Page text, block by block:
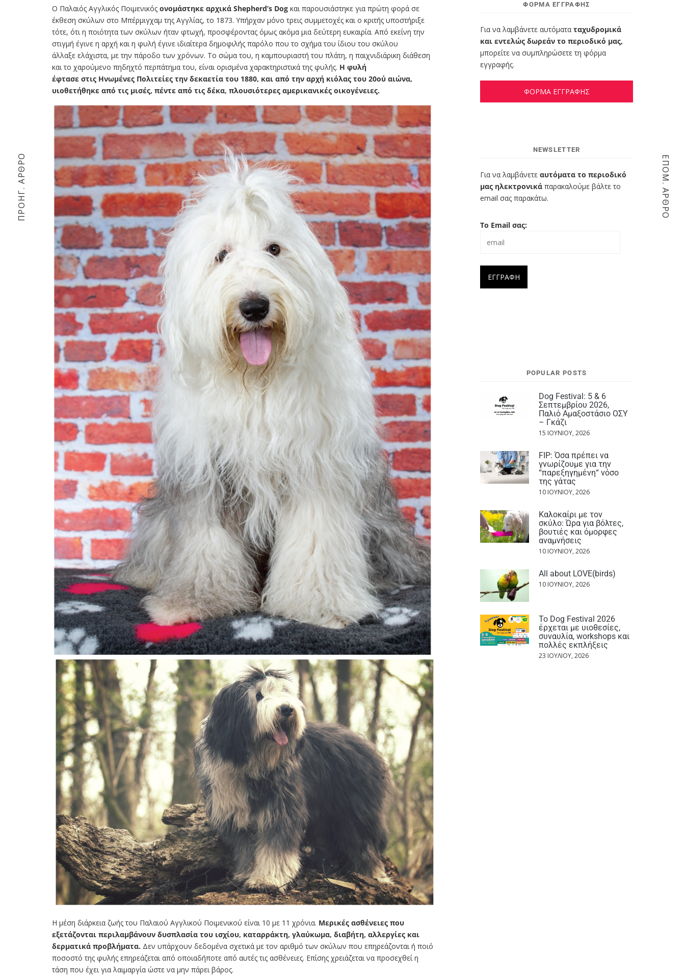
Ο Παλαιός Αγγλικός Ποιμενικός ονομάστηκε αρχικά Shepherd’s Dog και παρουσιάστηκε για πρώτη φορά σε
έκθεση σκύλων στο Μπέρμιγχαμ της Αγγλίας, το 1873. Υπήρχαν μόνο τρεις συμμετοχές και ο κριτής υποστήριξε
τότε, ότι η ποιότητα των σκύλων ήταν φτωχή, προσφέροντας όμως ακόμα μια δεύτερη ευκαιρία. Από εκείνη την
στιγμή έγινε η αρχή και η φυλή έγινε ιδιαίτερα δημοφιλής παρόλο που το σχήμα του ίδιου του σκύλου
άλλαξε ελάχιστα, με την πάροδο των χρόνων. Το σώμα του, η καμπουριαστή του πλάτη, η παιχνιδιάρικη διάθεση
και το χαρούμενο πηδηχτό περπάτημα του, είναι ορισμένα χαρακτηριστικά της φυλής. Η φυλή
έφτασε στις Ηνωμένες Πολιτείες την δεκαετία του 1880, και από την αρχή κιόλας του 20ού αιώνα,
υιοθετήθηκε από τις μισές, πέντε από τις δέκα, πλουσιότερες αμερικανικές οικογένειες.
Η μέση διάρκεια ζωής του Παλαιού Αγγλικού Ποιμενικού είναι 10 με 11 χρόνια. Μερικές ασθένειες που
εξετάζονται περιλαμβάνουν δυσπλασία του ισχίου, καταρράκτη, γλαύκωμα, διαβήτη, αλλεργίες και
δερματικά προβλήματα. Δεν υπάρχουν δεδομένα σχετικά με τον αριθμό των σκύλων που επηρεάζονται ή ποιό
ποσοστό της φυλής επηρεάζεται από οποιαδήποτε από αυτές τις ασθένειες. Επίσης χρειάζεται να προσεχθεί η
τάση που έχει για λαιμαργία ώστε να μην πάρει βάρος.
ΠΡΟΗΓ. ΆΡΘΡΟ ΕΠΌΜ. ΆΡΘΡΟ
ΦΌΡΜΑ ΕΓΓΡΑΦΉΣ
Για να λαμβάνετε αυτόματα ταχυδρομικά
και εντελώς δωρεάν το περιοδικό μας,
μπορείτε να συμπληρώσετε τη φόρμα
εγγραφής.
ΦΟΡΜΑ ΕΓΓΡΑΦΗΣ
NEWSLETTER
Για να λαμβάνετε αυτόματα το περιοδικό
μας ηλεκτρονικά παρακαλούμε βάλτε το
email σας παρακάτω.
Το Email σας:
POPULAR POSTS
Dog Festival: 5 & 6
Σεπτεμβρίου 2026,
Παλιό Αμαξοστάσιο ΟΣΥ
– Γκάζι
15 ΙΟΥΝΊΟΥ, 2026
FIP: Όσα πρέπει να
γνωρίζουμε για την
“παρεξηγημένη“ νόσο
της γάτας
10 ΙΟΥΝΊΟΥ, 2026
Καλοκαίρι με τον
σκύλο: Ώρα για βόλτες,
βουτιές και όμορφες
αναμνήσεις
10 ΙΟΥΝΊΟΥ, 2026
All about LOVE(birds)
10 ΙΟΥΝΊΟΥ, 2026
Το Dog Festival 2026
έρχεται με υιοθεσίες,
συναυλία, workshops και
πολλές εκπλήξεις
23 ΙΟΥΛΊΟΥ, 2026